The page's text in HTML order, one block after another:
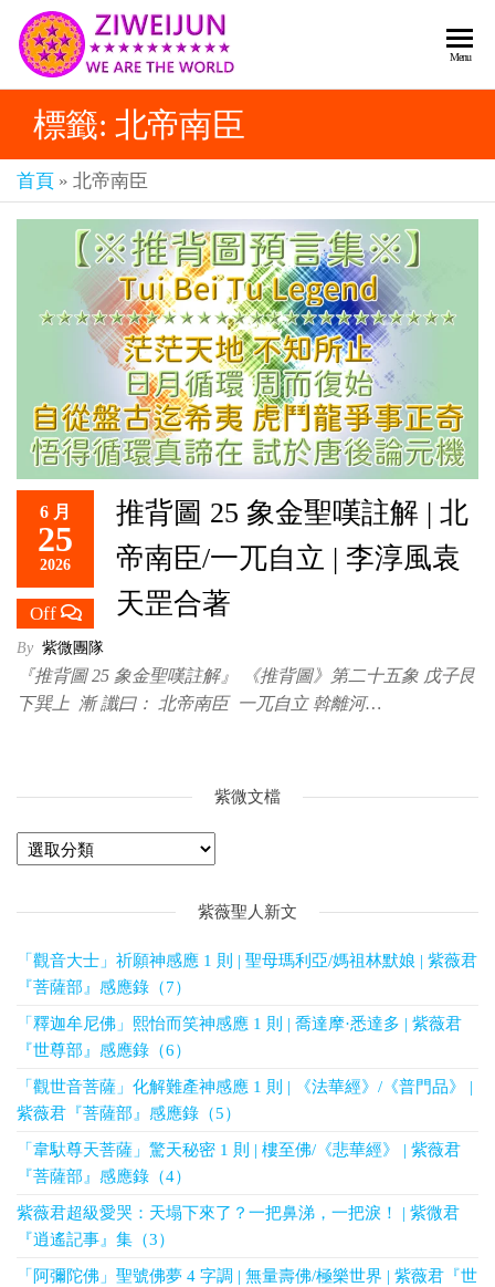
紫薇
《推
背
圖》
預
言-
紫薇
君寰
宇傳
奇官
網
樂
人
人
都
是
彌
賽
亞-
個
個
都
救
世
主
Menu
標籤: 北帝南臣
首頁 » 北帝南臣
6 月
25
2026
Off
推背圖 25 象金聖嘆註解 | 北
帝南臣/一兀自立 | 李淳風袁
天罡合著
By 紫微團隊
『推背圖 25 象金聖嘆註解』 《推背圖》第二十五象 戊子艮
下巽上 漸 讖曰： 北帝南臣 一兀自立 斡離河…
紫微文檔
紫薇聖人新文
「觀音大士」祈願神感應 1 則 | 聖母瑪利亞/媽祖林默娘 | 紫薇君
『菩薩部』感應錄（7）
「釋迦牟尼佛」熙怡而笑神感應 1 則 | 喬達摩·悉達多 | 紫薇君
『世尊部』感應錄（6）
「觀世音菩薩」化解難產神感應 1 則 | 《法華經》/《普門品》 |
紫薇君『菩薩部』感應錄（5）
「韋馱尊天菩薩」驚天秘密 1 則 | 樓至佛/《悲華經》 | 紫薇君
『菩薩部』感應錄（4）
紫薇君超級愛哭：天塌下來了？一把鼻涕，一把淚！ | 紫微君
『逍遙記事』集（3）
「阿彌陀佛」聖號佛夢 4 字調 | 無量壽佛/極樂世界 | 紫薇君『世